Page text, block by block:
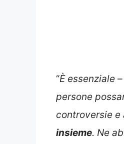
“È essenziale –
persone
controversie
insieme. Ne